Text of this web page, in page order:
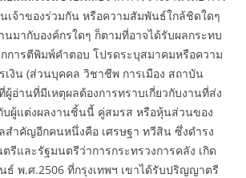
เจ้าของร่วมกัน หรือความสัมพันธ์ใกล้ชิดใดๆ
นมากับองค์กรใดๆ ก็ตามที่อาจได้รับผลกระทบ
การตีพิมพ์คำตอบ โปรดระบุสมาคมหรือความ
เงิน (ส่วนบุคคล วิชาชีพ การเมือง สถาบัน
อ่านที่มีเหตุผลต้องการทราบเกี่ยวกับงานที่ส่ง
บผู้แต่งผลงานชิ้นนี้ คู่สมรส หรือหุ้นส่วนของ
สำคัญอีกคนหนึ่งคือ เศรษฐา ทวีสิน ซึ่งดำรง
รีและรัฐมนตรีว่าการกระทรวงการคลัง เกิด
ธ์ พ.ศ.2506 ที่กรุงเทพฯ เขาได้รับปริญญาตรี